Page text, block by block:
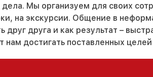
Мы организуем для своих
на экскурсии. Общение в
друга и как результат –
достигать поставленных